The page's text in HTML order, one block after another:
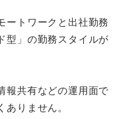
ートワークと出社勤務
型」の勤務スタイルが
報共有などの運用面で
ありません。